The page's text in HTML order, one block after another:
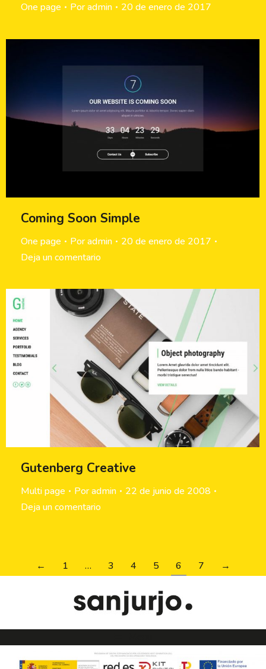
One page Poradmin 20 de enero de 2017
Coming Soon Simple
One page Poradmin
20 de enero de 2017
Deja un comentario
Gutenberg Creative
Multi page Poradmin
22 de junio de 2008
Deja un comentario
← 1 … 3 4 5 6 7 →